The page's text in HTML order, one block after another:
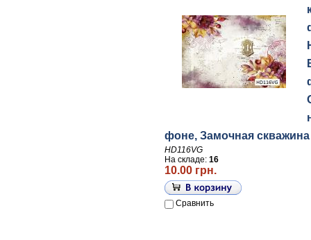
фоне, Замочная скважина
HD116VG
На складе: 16
10.00 грн.
Сравнить